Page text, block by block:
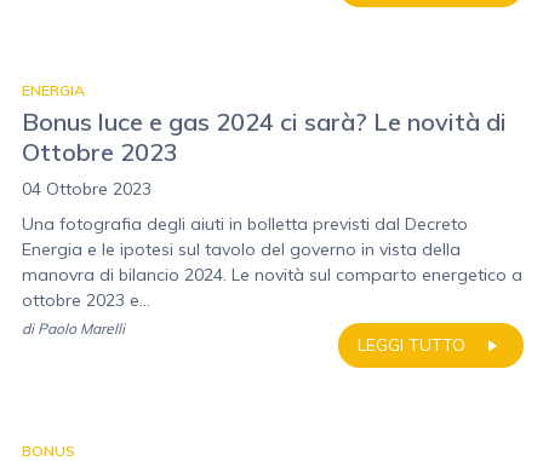
ENERGIA
Bonus luce e gas 2024 ci sarà? Le novità di
Ottobre 2023
04 Ottobre 2023
Una fotografia degli aiuti in bolletta previsti dal Decreto
Energia e le ipotesi sul tavolo del governo in vista della
manovra di bilancio 2024. Le novità sul comparto energetico a
ottobre 2023 e...
LEGGI TUTTO
di Paolo Marelli
BONUS